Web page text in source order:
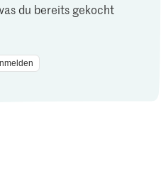
du bereits gekocht